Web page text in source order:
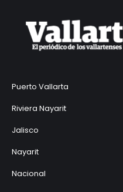
Puerto Vallarta
Riviera Nayarit
Jalisco
Nayarit
Nacional